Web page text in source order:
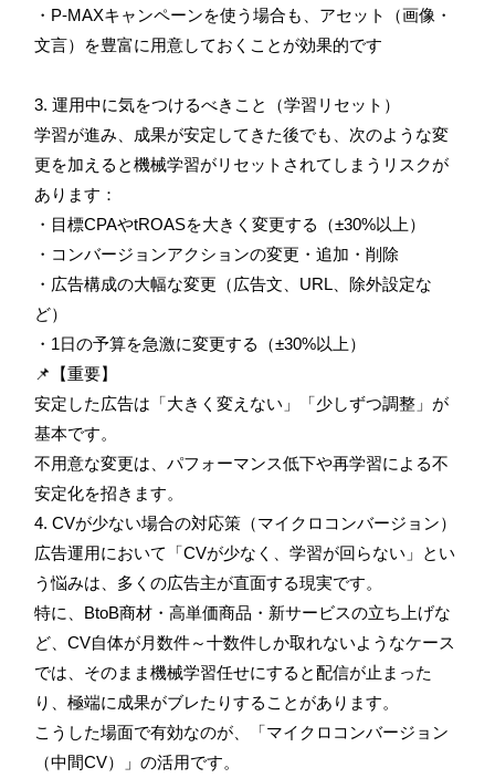
・P-MAXキャンペーンを使う場合も、アセット（画像・
文言）を豊富に用意しておくことが効果的です
3. 運用中に気をつけるべきこと（学習リセット）
学習が進み、成果が安定してきた後でも、次のような変
更を加えると機械学習がリセットされてしまうリスクが
あります：
・目標CPAやtROASを大きく変更する（±30%以上）
・コンバージョンアクションの変更・追加・削除
・広告構成の大幅な変更（広告文、URL、除外設定な
ど）
・1日の予算を急激に変更する（±30%以上）
📌【重要】
安定した広告は「大きく変えない」「少しずつ調整」が
基本です。
不用意な変更は、パフォーマンス低下や再学習による不
安定化を招きます。
4. CVが少ない場合の対応策（マイクロコンバージョン）
広告運用において「CVが少なく、学習が回らない」とい
う悩みは、多くの広告主が直面する現実です。
特に、BtoB商材・高単価商品・新サービスの立ち上げな
ど、CV自体が月数件～十数件しか取れないようなケース
では、そのまま機械学習任せにすると配信が止まった
り、極端に成果がブレたりすることがあります。
こうした場面で有効なのが、「マイクロコンバージョン
（中間CV）」の活用です。